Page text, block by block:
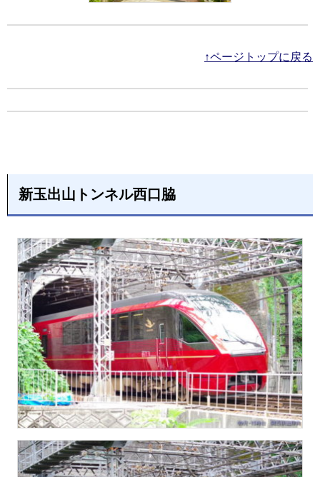
↑ページトップに戻る
新玉出山トンネル西口脇